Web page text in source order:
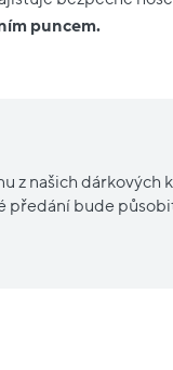
puncem.
z našich dárkových
předání bude